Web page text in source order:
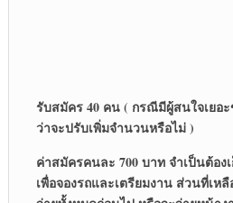
รับสมัคร 40 คน ( กรณีมีผู้สนใจเยอ
ว่าจะปรับเพิ่มจำนวนหรือไม่ )
ค่าสมัครคนละ 700 บาท จำเป็นต้อ
เพื่อจองรถและเตรียมงาน ส่วนที่เห